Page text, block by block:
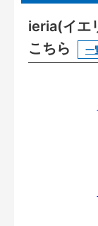
ieria(イエ
こちら
一